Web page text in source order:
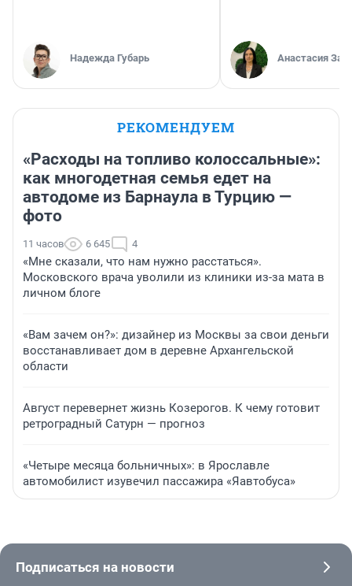
Надежда Губарь Анастасия
РЕКОМЕНДУЕМ
«Расходы на топливо колоссальные»:
как многодетная семья едет на
автодоме из Барнаула в Турцию —
фото
11 часов 6 645 4
«Мне сказали, что нам нужно расстаться».
Московского врача уволили из клиники из-за мата в
личном блоге
«Вам зачем он?»: дизайнер из Москвы за свои деньги
восстанавливает дом в деревне Архангельской
области
Август перевернет жизнь Козерогов. К чему готовит
ретроградный Сатурн — прогноз
«Четыре месяца больничных»: в Ярославле
автомобилист изувечил пассажира «Яавтобуса»
Подписаться на новости